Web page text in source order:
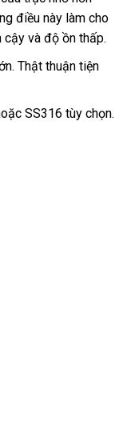
điều này làm cho
và độ ồn thấp.
Thật thuận tiện
SS316 tùy chọn.